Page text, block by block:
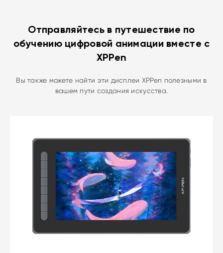
Отправляйтесь в путешествие по
обучению цифровой анимации вместе с
XPPen
Вы также можете найти эти дисплеи XPPen полезными в
вашем пути создания искусства.